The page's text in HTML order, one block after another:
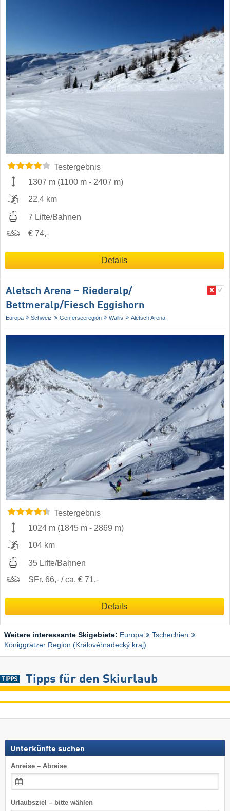
Testergebnis
1307 m (1100 m - 2407 m)
22,4 km
7 Lifte/Bahnen
€ 74,-
Details
Aletsch Arena – Riederalp/​
Bettmeralp/​Fiesch Eggishorn
Europa Schweiz Genferseeregion Wallis Aletsch Arena
Testergebnis
1024 m (1845 m - 2869 m)
104 km
35 Lifte/Bahnen
SFr. 66,- / ca. € 71,-
Details
Weitere interessante Skigebiete: Europa
Tschechien
Königgrätzer Region (Královéhradecký kraj)
Tipps für den Skiurlaub
Unterkünfte suchen
Anreise – Abreise
Urlaubsziel – bitte wählen